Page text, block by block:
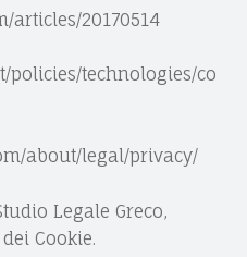
articles/20170514
policies/technologies/co
about/legal/privacy/
Legale Greco,
Cookie.